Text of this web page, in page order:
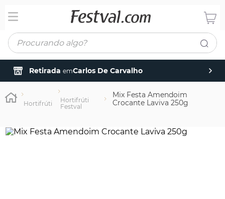
Procurando algo?
Retirada emCarlos De Carvalho
Hortifrúti
Hortifrúti
Festval
Mix Festa Amendoim
Crocante Laviva 250g